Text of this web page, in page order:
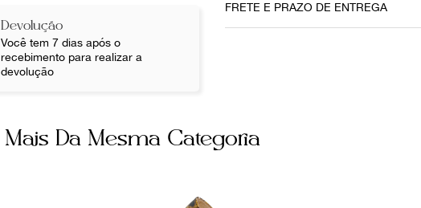
Devolução
Você tem 7 dias após o
recebimento para realizar a
devolução
23092024
Sem fecho
FRETE E PRAZO DE ENTREGA
Mais Da Mesma Categoria